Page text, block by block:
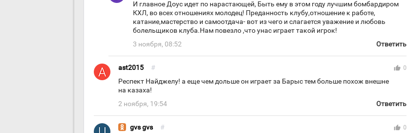
И главное Доус идет по нарастающей, Быть ему в этом году лучшим бомбардиром
КХЛ, во всех отношениях молодец! Преданность клубу,отношение к работе,
катание,мастерство и самоотдача- вот из чего и слагается уважение и любовь
болельщиков клуба.Нам повезло ,что унас играет такой игрок!
3 ноября, 08:52
Ответить
ast2015 # thumb_up 0
Респект Найджелу! а еще чем дольше он играет за Барыс тем больше похож внешне
на казаха!
2 ноября, 19:54
Ответить
gvs gvs # thumb_up 0